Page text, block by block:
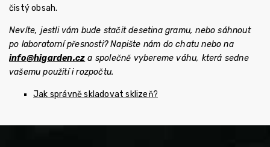
čistý obsah.
Nevíte, jestli vám bude stačit desetina gramu, nebo sáhnout
po laboratorní přesnosti? Napište nám do chatu nebo na
info@higarden.cz a společně vybereme váhu, která sedne
vašemu použití i rozpočtu.
Jak správně skladovat sklizeň?